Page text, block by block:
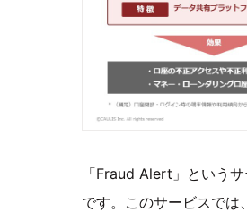
「Fraud Alert」という
です。このサービスでは